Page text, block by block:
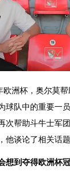
欧洲杯，奥尔莫
球队中的重要一
次帮助斗牛士军
他谈论了相关话题
想到夺得欧洲杯